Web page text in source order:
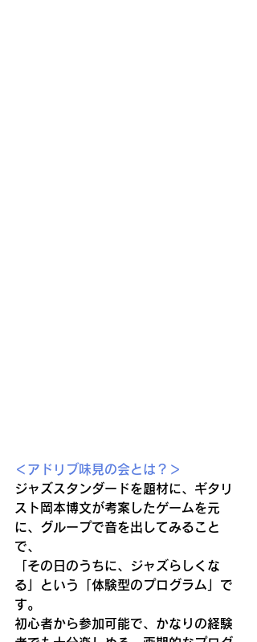
＜アドリブ味見の会とは？＞
ジャズスタンダードを題材に、ギタリ
スト岡本博文が考案したゲームを元
に、グループで音を出してみること
で、
「その日のうちに、ジャズらしくな
る」という「体験型のプログラム」で
す。
初心者から参加可能で、かなりの経験